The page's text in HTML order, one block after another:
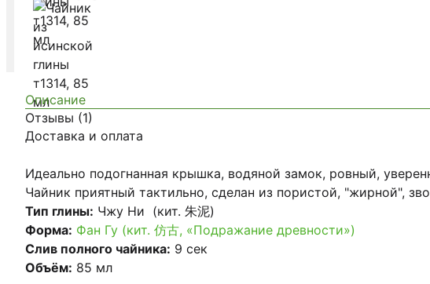
Описание
Отзывы (1)
Доставка и оплата
Идеально подогнанная крышка, водяной замок, ровный,
Чайник приятный тактильно, сделан из пористой, "жирной",
Тип глины: Чжу Ни (кит. 朱泥)
Форма: Фан Гу (кит. 仿古, «Подражание древности»)
Слив полного чайника: 9 сек
Объём: 85 мл